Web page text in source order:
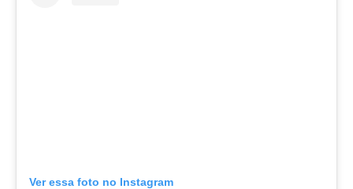
Ver essa foto no Instagram